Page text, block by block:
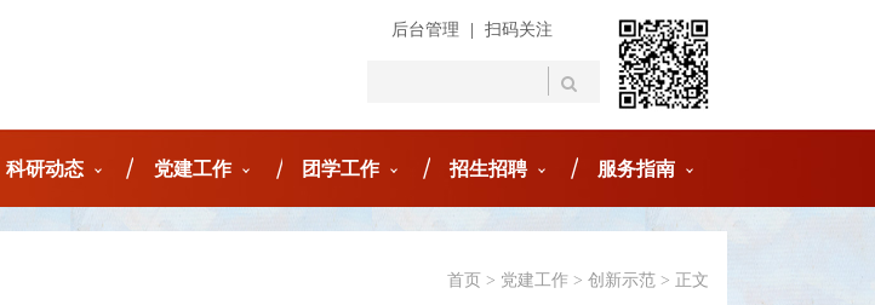
后台管理 扫码关注
科研动态 党建工作 团学工作 招生招聘 服务指南
首页 > 党建工作 > 创新示范 > 正文